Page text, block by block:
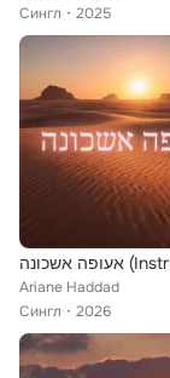
Сингл
2025
Ariane Haddad
Сингл
2026